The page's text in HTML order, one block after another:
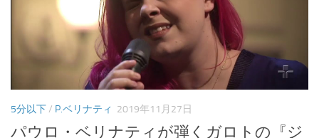
5分以下/ P.ベリナティ 2019年11月27日
パウロ・ベリナティが弾くガロトの『ジ